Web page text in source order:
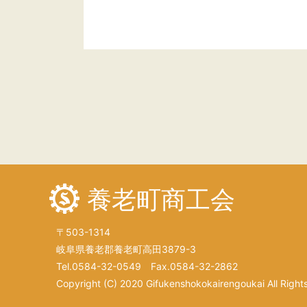
養老町商工会
〒503-1314
岐阜県養老郡養老町高田3879-3
Tel.0584-32-0549 Fax.0584-32-2862
Copyright (C) 2020 Gifukenshokokairengoukai All